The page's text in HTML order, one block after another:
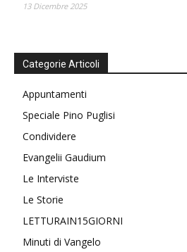
13 Dicembre 2025
Categorie Articoli
Appuntamenti
Speciale Pino Puglisi
Condividere
Evangelii Gaudium
Le Interviste
Le Storie
LETTURAIN15GIORNI
Minuti di Vangelo